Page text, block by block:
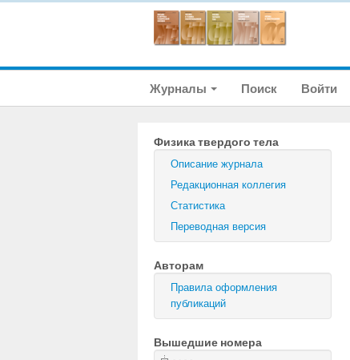
Журналы Поиск Войти
Физика твердого тела
Описание журнала
Редакционная коллегия
Статистика
Переводная версия
Авторам
Правила оформления
публикаций
Вышедшие номера